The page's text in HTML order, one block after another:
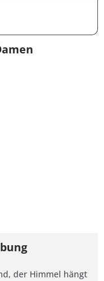
der Himmel hängt